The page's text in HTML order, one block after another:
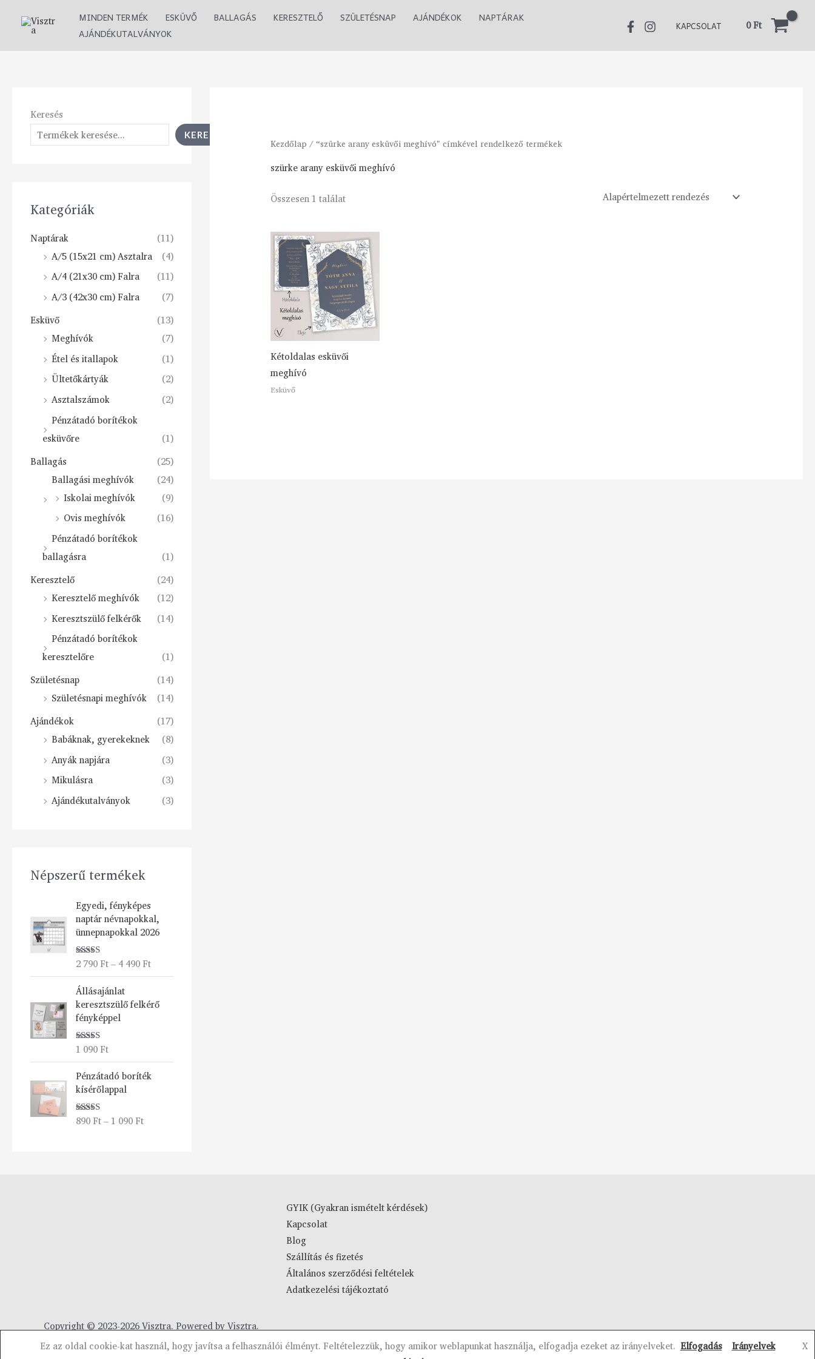
MINDEN TERMÉK ESKÜVŐ BALLAGÁS KERESZTELŐ SZÜLETÉSNAP AJÁNDÉKOK
NAPTÁRAK
AJÁNDÉKUTALVÁNYOK
KAPCSOLAT 0Ft
Keresés
KERESÉS
Kategóriák
Naptárak
(11)
A/5 (15x21 cm) Asztalra
(4)
A/4 (21x30 cm) Falra
(11)
A/3 (42x30 cm) Falra
(7)
Esküvő
(13)
Meghívók
(7)
Étel és itallapok
(1)
Ültetőkártyák
(2)
Asztalszámok
(2)
Pénzátadó borítékok
esküvőre
(1)
Ballagás
(25)
Ballagási meghívók
(24)
Iskolai meghívók
(9)
Ovis meghívók
(16)
Pénzátadó borítékok
ballagásra
(1)
Keresztelő
(24)
Keresztelő meghívók
(12)
Keresztszülő felkérők
(14)
Pénzátadó borítékok
keresztelőre
(1)
Születésnap
(14)
Születésnapi meghívók
(14)
Ajándékok
(17)
Babáknak, gyerekeknek
(8)
Anyák napjára
(3)
Mikulásra
(3)
Ajándékutalványok
(3)
Népszerű termékek
Egyedi, fényképes
naptár névnapokkal,
ünnepnapokkal 2026
Értékelés:
2 790 Ft– 4 490 Ft
t
a
t
o
á
2
7
Állásajánlat
keresztszülő felkérő
fényképpel
Értékelés:
1 090 Ft
Pénzátadó boríték
kísérőlappal
Értékelés:
890 Ft–1 090 Ft
Á
r
r
1
9
Kezdőlap / “szürke arany esküvői meghívó” címkével rendelkező termékek
szürke arany esküvői meghívó
Összesen 1 találat
Kétoldalas esküvői
meghívó
Esküvő
GYIK (Gyakran ismételt kérdések)
Kapcsolat
Blog
Szállítás és fizetés
Általános szerződési feltételek
Adatkezelési tájékoztató
Copyright © 2023-2026 Visztra. Powered by Visztra.
Ez az oldal cookie-kat használ, hogy javítsa a felhasználói élményt. Feltételezzük, hogy amikor weblapunkat használja, elfogadja ezeket az irányelveket.
X
Elfogadás
Irányelvek